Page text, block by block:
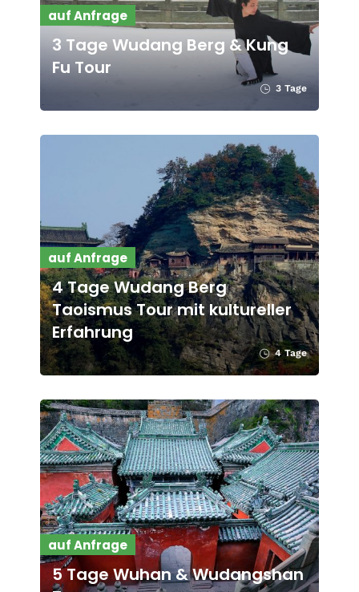
auf Anfrage
3 Tage Wudang Berg & Kung
Fu Tour
3 Tage
auf Anfrage
4 Tage Wudang Berg
Taoismus Tour mit kultureller
Erfahrung
4 Tage
auf Anfrage
5 Tage Wuhan & Wudangshan